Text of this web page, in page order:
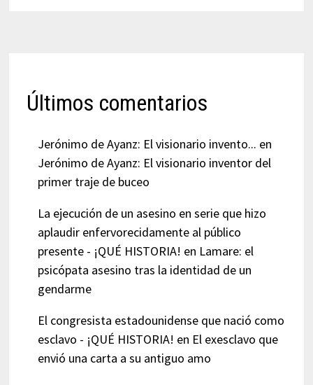
Últimos comentarios
Jerónimo de Ayanz: El visionario invento... en
Jerónimo de Ayanz: El visionario inventor del
primer traje de buceo
La ejecución de un asesino en serie que hizo
aplaudir enfervorecidamente al público
presente - ¡QUÉ HISTORIA! en Lamare: el
psicópata asesino tras la identidad de un
gendarme
El congresista estadounidense que nació como
esclavo - ¡QUÉ HISTORIA! en El exesclavo que
envió una carta a su antiguo amo